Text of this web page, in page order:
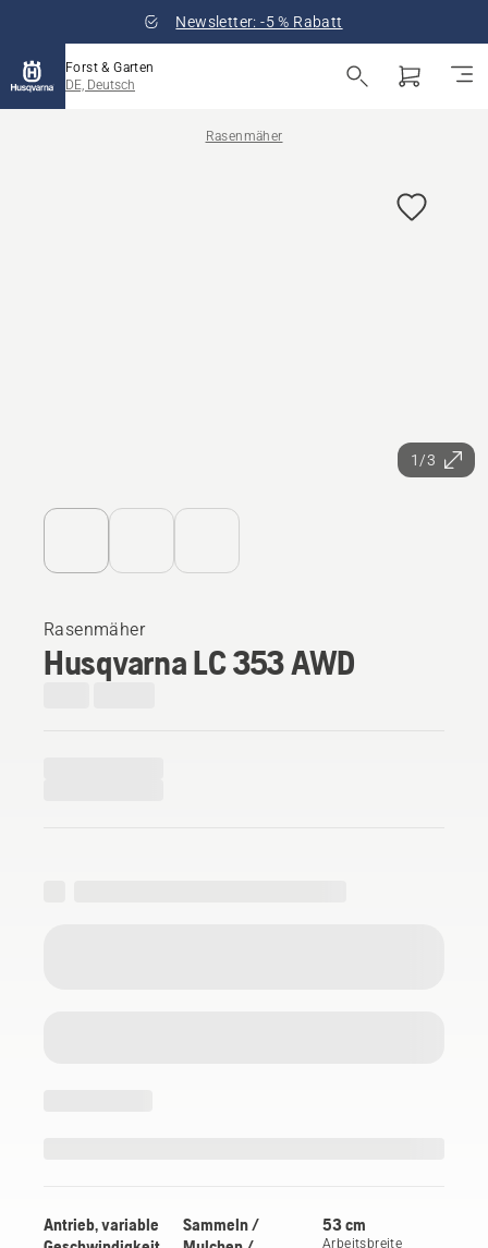
Newsletter: -5 % Rabatt
Forst & Garten
DE, Deutsch
Rasenmäher
1/3
Rasenmäher
Husqvarna LC 353 AWD
Antrieb, variable
Sammeln /
53 cm
Arbeitsbreite